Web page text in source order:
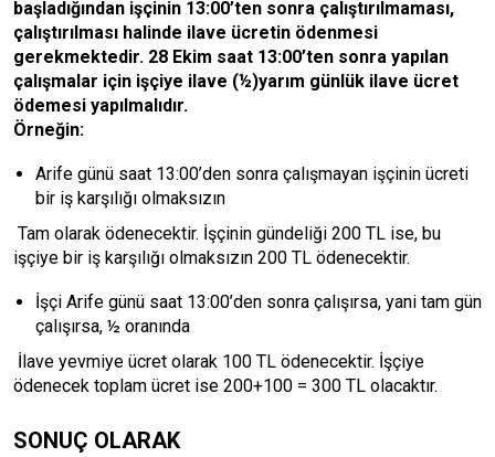
başladığından işçinin 13:00’ten sonra çalıştırılmaması,
çalıştırılması halinde ilave ücretin ödenmesi
gerekmektedir. 28 Ekim saat 13:00’ten sonra yapılan
çalışmalar için işçiye ilave (½)yarım günlük ilave ücret
ödemesi yapılmalıdır.
Örneğin:
Arife günü saat 13:00’den sonra çalışmayan işçinin ücreti
bir iş karşılığı olmaksızın
Tam olarak ödenecektir. İşçinin gündeliği 200 TL ise, bu
işçiye bir iş karşılığı olmaksızın 200 TL ödenecektir.
İşçi Arife günü saat 13:00’den sonra çalışırsa, yani tam gün
çalışırsa, ½ oranında
İlave yevmiye ücret olarak 100 TL ödenecektir. İşçiye
ödenecek toplam ücret ise 200+100 = 300 TL olacaktır.
SONUÇ OLARAK